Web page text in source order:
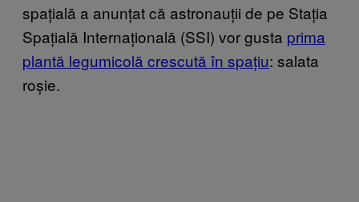
spațială a anunțat că astronauții de pe Stația
Spațială Internațională (SSI) vor gusta prima
plantă legumicolă crescută în spațiu: salata
roșie.